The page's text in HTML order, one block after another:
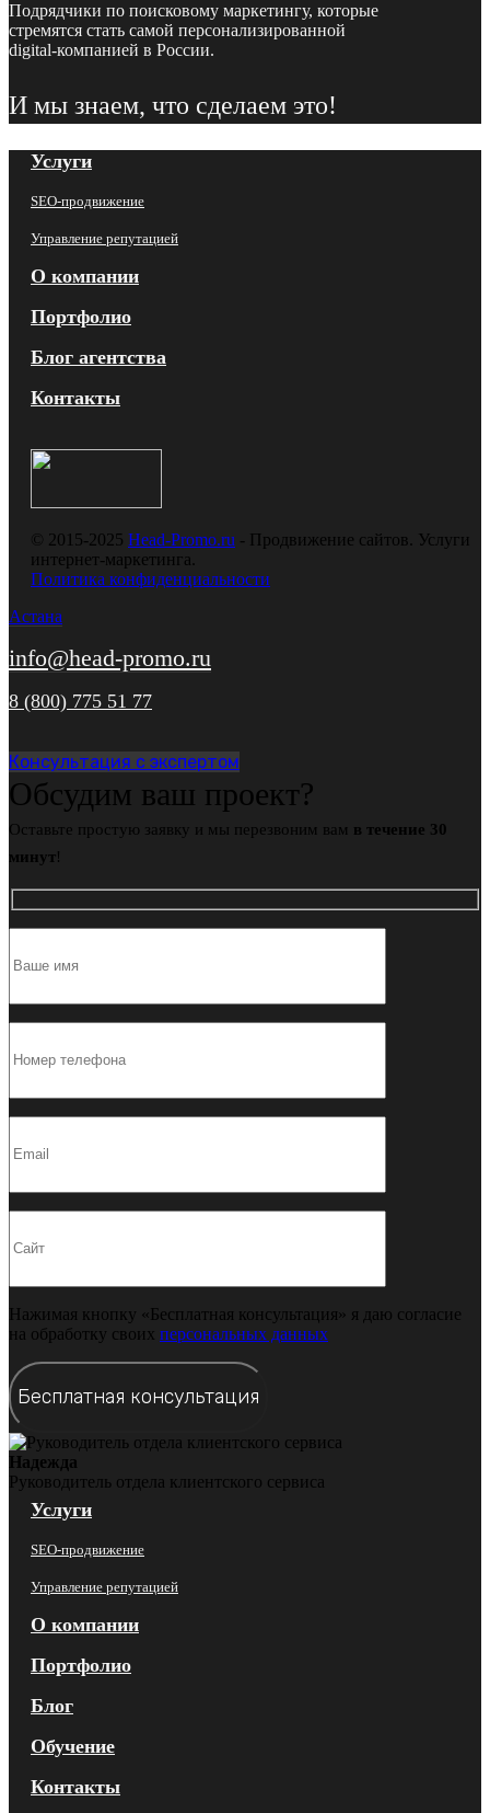
Подрядчики по поисковому маркетингу, которые
стремятся стать самой персонализированной
digital-компанией в России.
И мы знаем, что сделаем это!
Услуги
SEO-продвижение
Управление репутацией
О компании
Портфолио
Блог агентства
Контакты
© 2015-2025 Head-Promo.ru - Продвижение сайтов. Услуги
интернет-маркетинга.
Политика конфиденциальности
Астана
info@head-promo.ru
8 (800) 775 51 77
Консультация с экспертом
Обсудим ваш проект?
Оставьте простую заявку и мы перезвоним вам в течение 30
минут!
Нажимая кнопку «Бесплатная консультация» я даю согласие
на обработку своих персональных данных
Надежда
Руководитель отдела клиентского сервиса
Услуги
SEO-продвижение
Управление репутацией
О компании
Портфолио
Блог
Обучение
Контакты